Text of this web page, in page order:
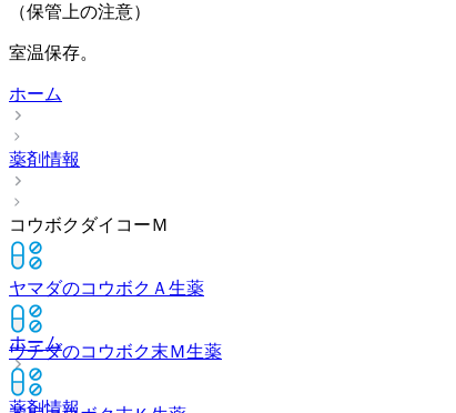
（保管上の注意）
室温保存。
ホーム
薬剤情報
コウボクダイコーＭ
ヤマダのコウボクＡ 生薬
ウチダのコウボク末Ｍ生薬
ホーム
薬剤情報